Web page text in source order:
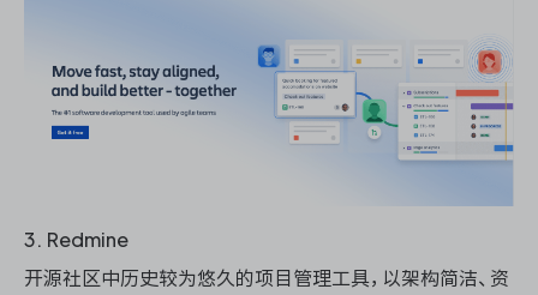
3. Redmine
开源社区中历史较为悠久的项目管理工具，以架构简洁、资